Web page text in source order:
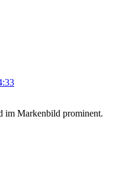
im Markenbild prominent.